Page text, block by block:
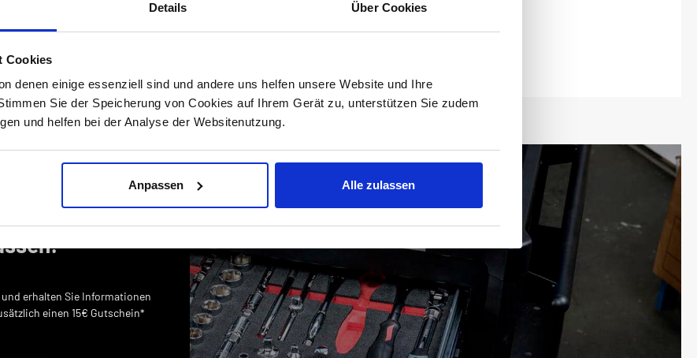
Details Über Cookies
Cookies
denen einige essenziell sind und andere uns helfen unsere Website und Ihre
Sie der Speicherung von Cookies auf Ihrem Gerät zu, unterstützen Sie zudem
und helfen bei der Analyse der Websitenutzung.
Anpassen Alle zulassen
erhalten Sie Informationen
einen 15€ Gutschein*